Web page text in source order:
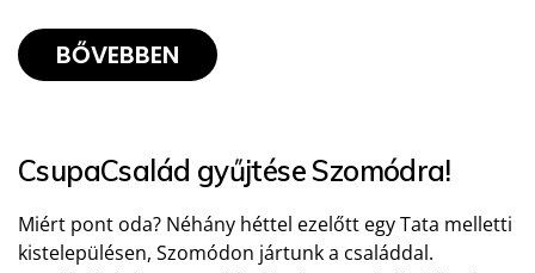
BŐVEBBEN
CsupaCsalád gyűjtése Szomódra!
Miért pont oda? Néhány héttel ezelőtt egy Tata melletti
kistelepülésen, Szomódon jártunk a családdal.